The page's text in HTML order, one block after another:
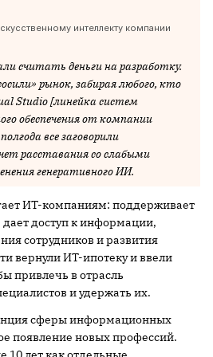
интеллекту компании
считать деньги на разработку.
рынок, забирая любого, кто
Studio [линейка систем
обеспечения от компании
все заговорили
расставания со слабыми
генеративного ИИ.
ИТ-компаниям: поддерживает
доступ к информации,
сотрудников и развития
вернули ИТ-ипотеку и ввели
привлечь в отрасль
и удержать их.
сферы информационных
появление новых профессий.